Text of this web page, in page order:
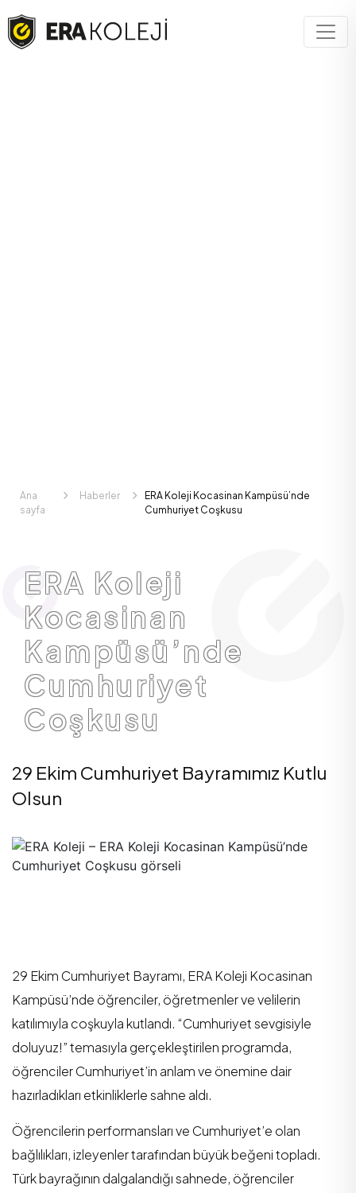
Ana
sayfa
Haberler
ERA Koleji Kocasinan Kampüsü’nde
Cumhuriyet Coşkusu
ERA Koleji
Kocasinan
Kampüsü’nde
Cumhuriyet
Coşkusu
29 Ekim Cumhuriyet Bayramımız Kutlu
Olsun
29 Ekim Cumhuriyet Bayramı, ERA Koleji Kocasinan
Kampüsü’nde öğrenciler, öğretmenler ve velilerin
katılımıyla coşkuyla kutlandı. “Cumhuriyet sevgisiyle
doluyuz!” temasıyla gerçekleştirilen programda,
öğrenciler Cumhuriyet’in anlam ve önemine dair
hazırladıkları etkinliklerle sahne aldı.
Öğrencilerin performansları ve Cumhuriyet’e olan
bağlılıkları, izleyenler tarafından büyük beğeni topladı.
Türk bayrağının dalgalandığı sahnede, öğrenciler